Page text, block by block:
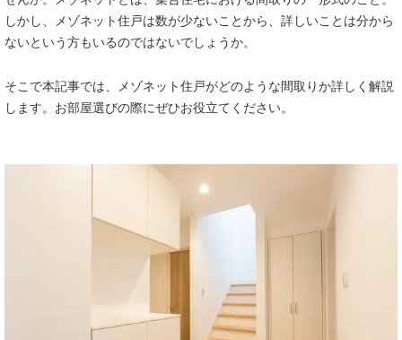
しかし、メゾネット住戸は数が少ないことから、詳しいことは分から
ないという方もいるのではないでしょうか。
そこで本記事では、メゾネット住戸がどのような間取りか詳しく解説
します。お部屋選びの際にぜひお役立てください。